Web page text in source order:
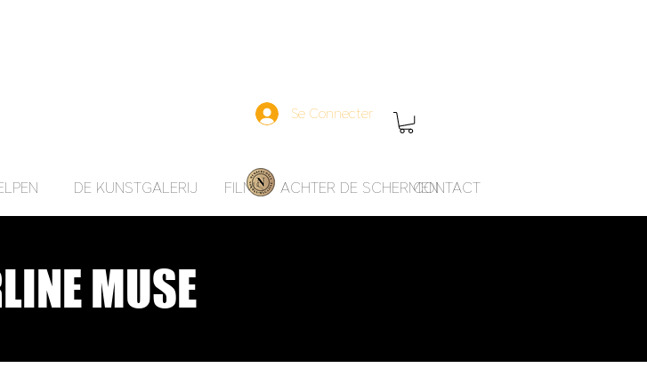
Se Connecter
DE KUNSTGALERIJ FILMS ACHTER DE SCHERMENCONTACT
MUSE